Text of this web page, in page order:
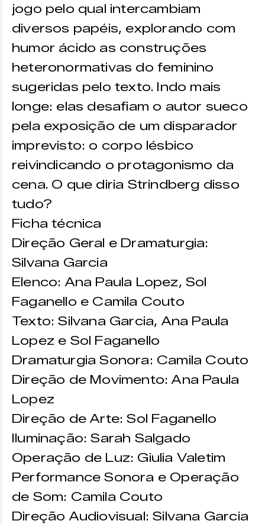
jogo pelo qual intercambiam
diversos papéis, explorando com
humor ácido as construções
heteronormativas do feminino
sugeridas pelo texto. Indo mais
longe: elas desafiam o autor sueco
pela exposição de um disparador
imprevisto: o corpo lésbico
reivindicando o protagonismo da
cena. O que diria Strindberg disso
tudo?
Ficha técnica
Direção Geral e Dramaturgia:
Silvana Garcia
Elenco: Ana Paula Lopez, Sol
Faganello e Camila Couto
Texto: Silvana Garcia, Ana Paula
Lopez e Sol Faganello
Dramaturgia Sonora: Camila Couto
Direção de Movimento: Ana Paula
Lopez
Direção de Arte: Sol Faganello
Iluminação: Sarah Salgado
Operação de Luz: Giulia Valetim
Performance Sonora e Operação
de Som: Camila Couto
Direção Audiovisual: Silvana Garcia